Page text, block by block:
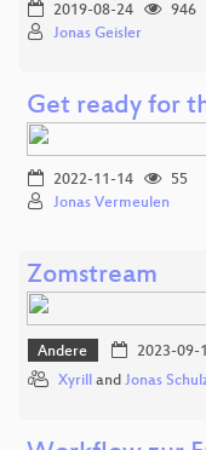
2019-08-24
946
Jonas Geisler
Get ready for
2022-11-14
55
Jonas Vermeulen
Zomstream
Andere 2023-09-
Xyrill and Jonas